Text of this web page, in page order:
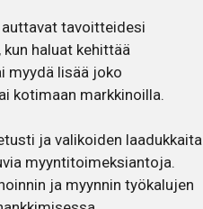
tavoitteidesi
haluat kehittää
myydä lisää joko
kotimaan markkinoilla.
ja valikoiden laadukkaita
myyntitoimeksiantoja.
ja myynnin työkalujen